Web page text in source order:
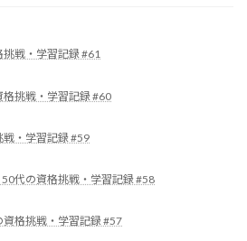
戦・学習記録 #61
挑戦・学習記録 #60
・学習記録 #59
代の資格挑戦・学習記録 #58
格挑戦・学習記録 #57